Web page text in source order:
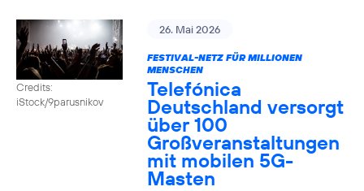
Credits:
iStock/9parusnikov
26. Mai 2026
FESTIVAL-NETZ FÜR MILLIONEN
MENSCHEN
Telefónica
Deutschland versorgt
über 100
Großveranstaltungen
mit mobilen 5G-
Masten